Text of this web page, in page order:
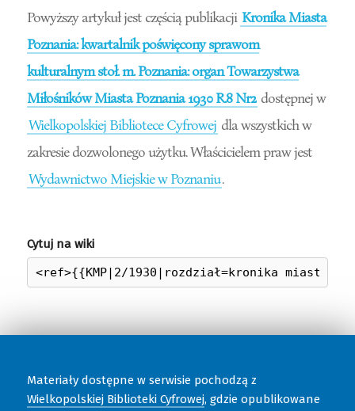
Powyższy artykuł jest częścią publikacji Kronika Miasta
Poznania: kwartalnik poświęcony sprawom
kulturalnym stoł. m. Poznania: organ Towarzystwa
Miłośników Miasta Poznania 1930 R.8 Nr2 dostępnej w
Wielkopolskiej Bibliotece Cyfrowej dla wszystkich w
zakresie dozwolonego użytku. Właścicielem praw jest
Wydawnictwo Miejskie w Poznaniu.
Cytuj na wiki
Materiały dostępne w serwisie pochodzą z
Wielkopolskiej Biblioteki Cyfrowej, gdzie opublikowane